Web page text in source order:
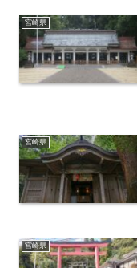
宮崎県
宮崎県
宮崎県